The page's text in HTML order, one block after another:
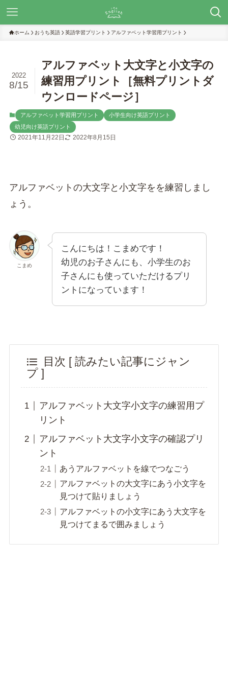
ホーム おうち英語 英語学習プリント アルファベット学習用プリント
アルファベット大文字と小文字の
練習用プリント［無料プリントダ
ウンロードページ］
2022
8/15
アルファベット学習用プリント
小学生向け英語プリント
幼児向け英語プリント
2021年11月22日 2022年8月15日
アルファベットの大文字と小文字をを練習しまし
ょう。
こまめ
こんにちは！こまめです！
幼児のお子さんにも、小学生のお
子さんにも使っていただけるプリ
ントになっています！
目次 [ 読みたい記事にジャン
プ ]
アルファベット大文字小文字の練習用プ
リント
アルファベット大文字小文字の確認プリ
ント
あうアルファベットを線でつなごう
アルファベットの大文字にあう小文字を
見つけて貼りましょう
アルファベットの小文字にあう大文字を
見つけてまるで囲みましょう